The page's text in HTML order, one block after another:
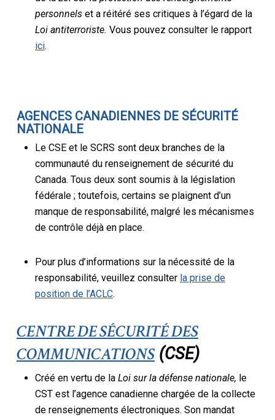
personnelset a réitéré ses critiques à l’égard de la
Loi antiterroriste. Vous pouvez consulter le rapport
ici.
AGENCES CANADIENNES DE SÉCURITÉ
NATIONALE
Le CSE et le SCRS sont deux branches de la
communauté du renseignement de sécurité du
Canada. Tous deux sont soumis à la législation
fédérale ; toutefois, certains se plaignent d’un
manque de responsabilité, malgré les mécanismes
de contrôle déjà en place.
Pour plus d’informations sur la nécessité de la
responsabilité, veuillez consulter la prise de
position de l’ACLC.
CENTRE DE SÉCURITÉ DES
COMMUNICATIONS(CSE)
Créé en vertu de la Loi sur la défense nationale, le
CST est l’agence canadienne chargée de la collecte
de renseignements électroniques. Son mandat